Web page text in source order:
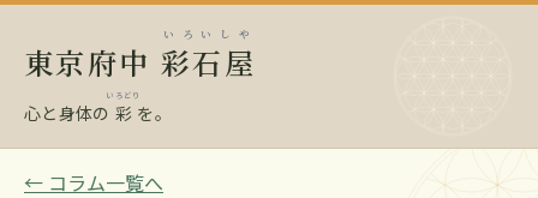
東京府中 彩石屋
いろいしや
心と身体の 彩
いろどり
を。
← コラム一覧へ